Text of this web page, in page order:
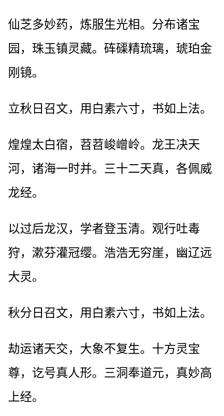
仙芝多妙药，炼服生光相。分布诸宝
园，珠玉镇灵藏。砗磲精琉璃，琥珀金
刚镜。
立秋日召文，用白素六寸，书如上法。
煌煌太白宿，苕苕峻嶒岭。龙王决天
河，诸海一时并。三十二天真，各佩威
龙经。
以过后龙汉，学者登玉清。观行吐毒
狩，漱芬灌冠缨。浩浩无穷崖，幽辽远
大灵。
秋分日召文，用白素六寸，书如上法。
劫运诸天交，大象不复生。十方灵宝
尊，讫号真人形。三洞奉道元，真妙高
上经。